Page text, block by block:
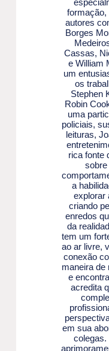
formação,
autores
Borges
Cassas,
e William
um
os
Stephen
Robin
uma
policiais,
leituras,
rica fonte
a
explorar
criando
enredos
da
tem um
ao ar livre,
conexão
maneira de
e
acredita
em sua